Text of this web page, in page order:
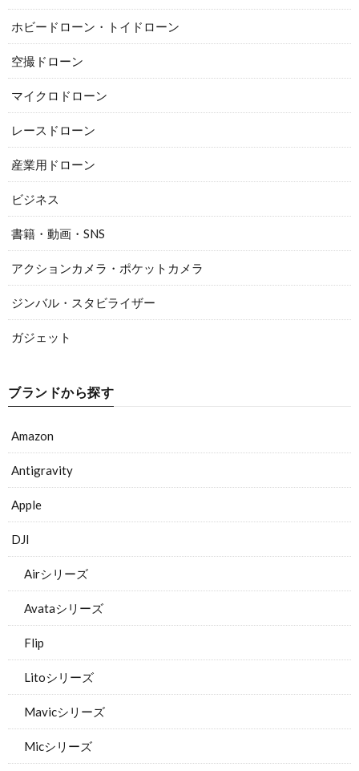
ホビードローン・トイドローン
空撮ドローン
マイクロドローン
レースドローン
産業用ドローン
ビジネス
書籍・動画・SNS
アクションカメラ・ポケットカメラ
ジンバル・スタビライザー
ガジェット
ブランドから探す
Amazon
Antigravity
Apple
DJI
Airシリーズ
Avataシリーズ
Flip
Litoシリーズ
Mavicシリーズ
Micシリーズ